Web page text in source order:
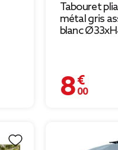
Tabouret
métal gris
blanc
8,00 €